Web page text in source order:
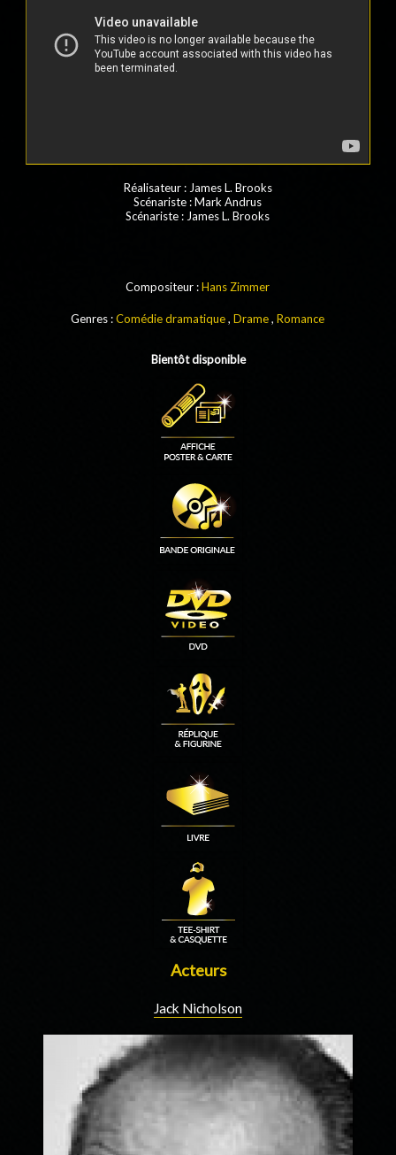
Réalisateur: James L. Brooks
Scénariste : Mark Andrus
Scénariste : James L. Brooks
Compositeur :Hans Zimmer
Genres :Comédie dramatique,Drame,Romance
Bientôt disponible
Acteurs
Jack Nicholson